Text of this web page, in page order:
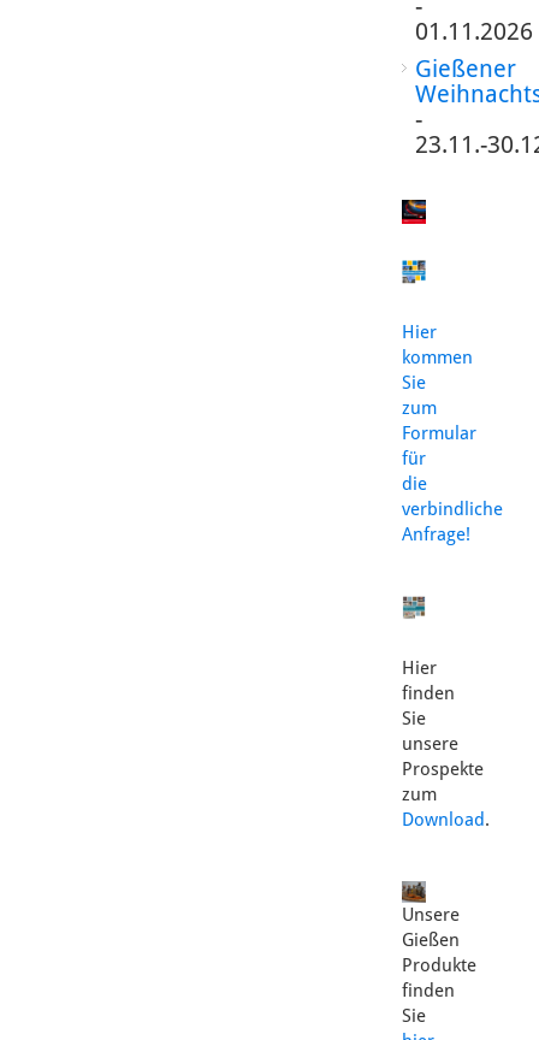
-
01.11.2026
Gießener
-
23.11.-
Hier
kommen
Sie
zum
Formular
für
die
verbindliche
Anfrage!
Hier
finden
Sie
unsere
Prospekte
zum
Download.
Unsere
Gießen
Produkte
finden
Sie